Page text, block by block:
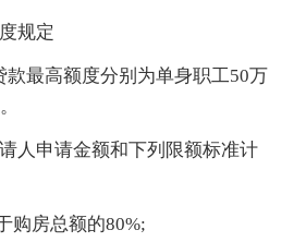
规定
最高额度分别为单身职工50万
申请金额和下列限额标准计
房总额的80%;